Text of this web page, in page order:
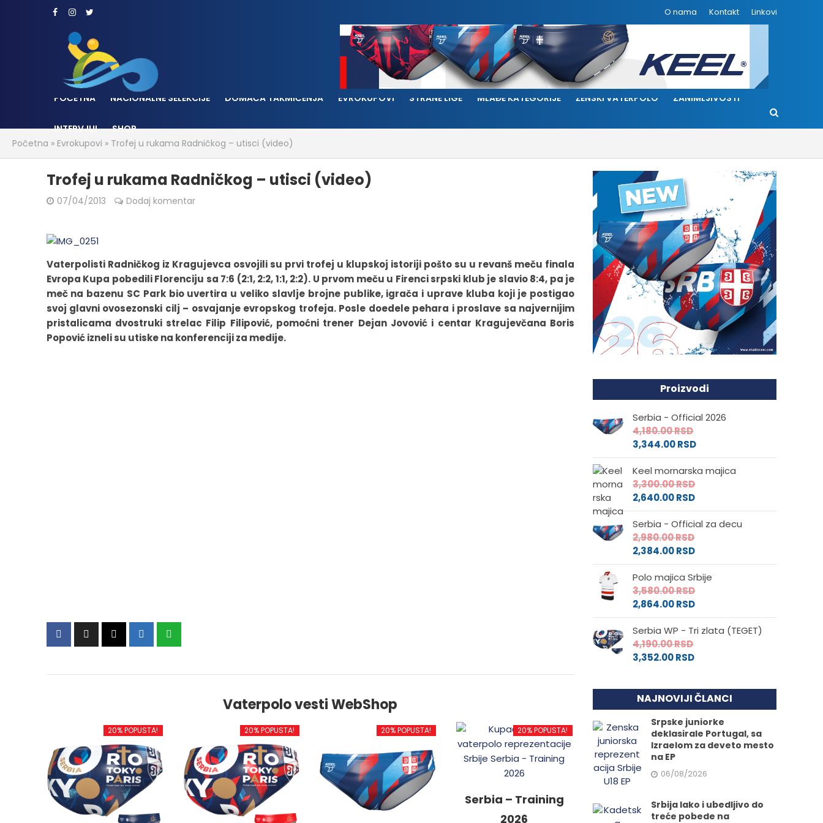
O nama Kontakt Linkovi
POČETNA NACIONALNE SELEKCIJE DOMAĆA TAKMIČENJA EVROKUPOVI STRANE LIGE MLAĐE KATEGORIJE ŽENSKI VATERPOLO ZANIMLJIVOSTI
INTERVJUI
SHOP
Početna » Evrokupovi » Trofej u rukama Radničkog – utisci (video)
Trofej u rukama Radničkog – utisci (video)
07/04/2013 Dodaj komentar
Vaterpolisti Radničkog iz Kragujevca osvojili su prvi trofej u klupskoj istoriji pošto su u revanš meču finala
Evropa Kupa pobedili Florenciju sa 7:6 (2:1, 2:2, 1:1, 2:2). U prvom meču u Firenci srpski klub je slavio 8:4, pa je
meč na bazenu SC Park bio uvertira u veliko slavlje brojne publike, igrača i uprave kluba koji je postigao
svoj glavni ovosezonski cilj – osvajanje evropskog trofeja. Posle doedele pehara i proslave sa najvernijim
pristalicama dvostruki strelac Filip Filipović, pomoćni trener Dejan Jovović i centar Kragujevčana Boris
Popović izneli su utiske na konferenciji za medije.
Vaterpolo vesti WebShop
20% POPUSTA! 20% POPUSTA! 20% POPUSTA! 20% POPUSTA!
Serbia – Training
2026
Proizvodi
Serbia - Official 2026
4,180.00RSD
3,344.00RSD
Keel mornarska majica
3,300.00RSD
2,640.00RSD
Serbia - Official za decu
2,980.00RSD
2,384.00RSD
Polo majica Srbije
3,580.00RSD
2,864.00RSD
Serbia WP - Tri zlata (TEGET)
4,190.00RSD
3,352.00RSD
NAJNOVIJI ČLANCI
Srpske juniorke
deklasirale Portugal, sa
Izraelom za deveto mesto
na EP
06/08/2026
Srbija lako i ubedljivo do
treće pobede na